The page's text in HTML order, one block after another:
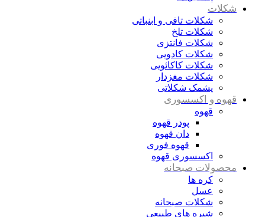
شکلات
شکلات تافی و ابنباتی
شکلات تلخ
شکلات فانتزی
شکلات کادویی
شکلات کاکائویی
شکلات مغزدار
پشمک شکلاتی
قهوه و اکسسوری
قهوه
پودر قهوه
دان قهوه
قهوه فوری
اکسسوری قهوه
محصولات صبحانه
کره ها
عسل
شکلات صبحانه
شیره های طبیعی